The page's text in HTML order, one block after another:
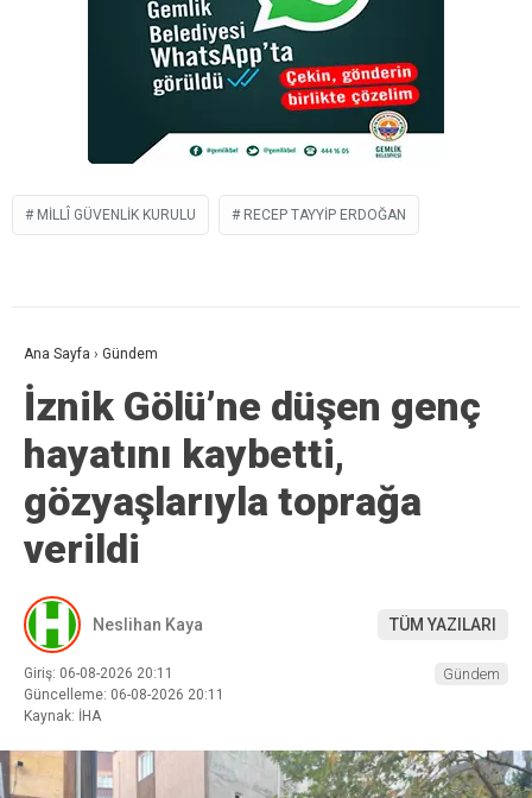
MILLÎ GÜVENLIK KURULU RECEP TAYYIP ERDOĞAN
Ana Sayfa › Gündem
İznik Gölü’ne düşen genç
hayatını kaybetti,
gözyaşlarıyla toprağa
verildi
Neslihan Kaya TÜM YAZILARI
Giriş: 06-08-2026 20:11
Güncelleme: 06-08-2026 20:11
Kaynak: İHA
Gündem